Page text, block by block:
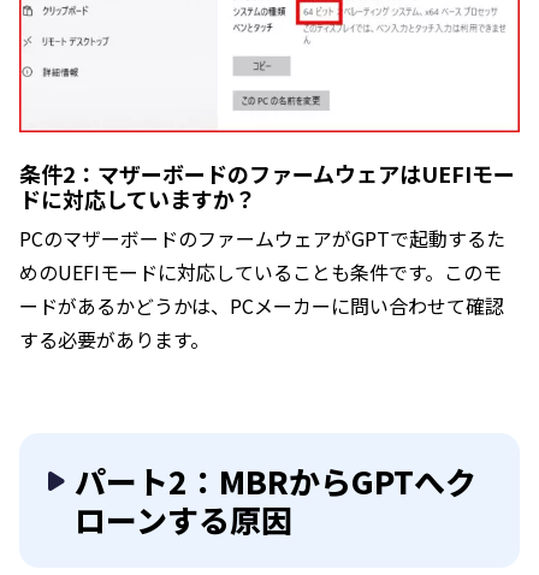
条件2：マザーボードのファームウェアはUEFIモー
ドに対応していますか？
PCのマザーボードのファームウェアがGPTで起動するた
めのUEFIモードに対応していることも条件です。このモ
ードがあるかどうかは、PCメーカーに問い合わせて確認
する必要があります。
パート2：MBRからGPTへク
ローンする原因